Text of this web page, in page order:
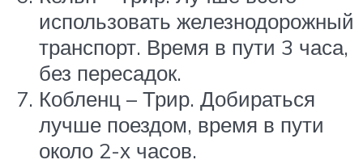
использовать железнодорожный
транспорт. Время в пути 3 часа,
без пересадок.
Кобленц – Трир. Добираться
лучше поездом, время в пути
около 2-х часов.